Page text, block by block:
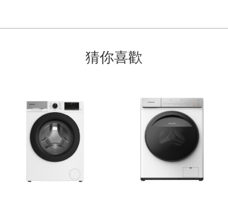
猜你喜歡